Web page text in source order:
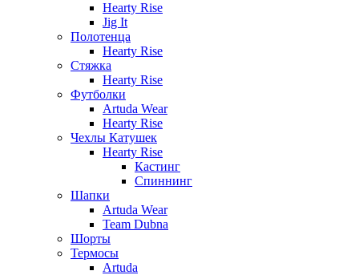
Hearty Rise
Jig It
Полотенца
Hearty Rise
Стяжка
Hearty Rise
Футболки
Artuda Wear
Hearty Rise
Чехлы Катушек
Hearty Rise
Кастинг
Спиннинг
Шапки
Artuda Wear
Team Dubna
Шорты
Термосы
Artuda